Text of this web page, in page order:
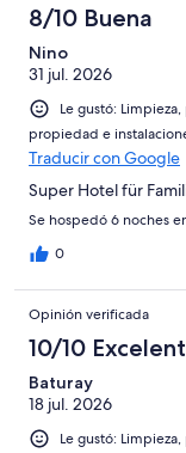
8/10 Buena
Nino
31 jul. 2026
Le gustó:
propiedad e
Traducir con Google
Super Hotel für
Se hospedó 6 noches
0
Opinión verificada
10/10
Baturay
18 jul. 2026
Le gustó: